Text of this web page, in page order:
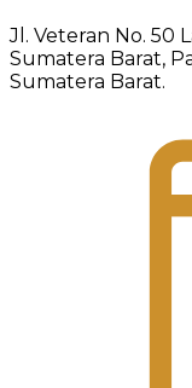
Jl. Veteran No. 50
Sumatera Barat,
Sumatera Barat.